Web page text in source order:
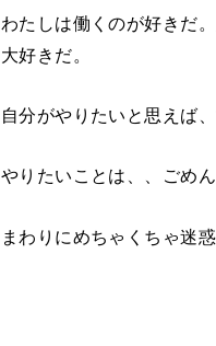
わたしは働くのが好きだ
大好きだ。
自分がやりたいと思えば
やりたいことは、、ごめ
まわりにめちゃくちゃ迷